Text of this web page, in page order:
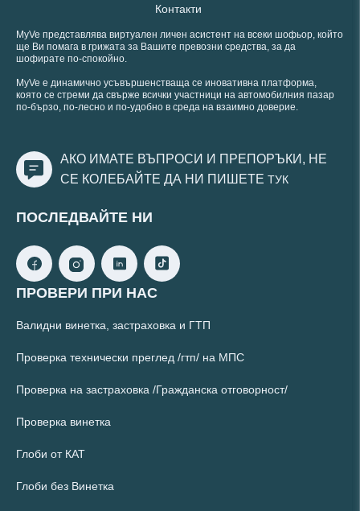
Контакти
MyVe представлява виртуален личен асистент на всеки шофьор, който
ще Ви помага в грижата за Вашите превозни средства, за да
шофирате по-спокойно.
MyVe е динамично усъвършенстваща се иновативна платформа,
която се стреми да свърже всички участници на автомобилния пазар
по-бързо, по-лесно и по-удобно в среда на взаимно доверие.
АКО ИМАТЕ ВЪПРОСИ И ПРЕПОРЪКИ, НЕ
СЕ КОЛЕБАЙТЕ ДА НИ ПИШЕТЕ ТУК
ПОСЛЕДВАЙТЕ НИ
ПРОВЕРИ ПРИ НАС
Валидни винетка, застраховка и ГТП
Проверка технически преглед /гтп/ на МПС
Проверка на застраховка /Гражданска отговорност/
Проверка винетка
Глоби от КАТ
Глоби без Винетка